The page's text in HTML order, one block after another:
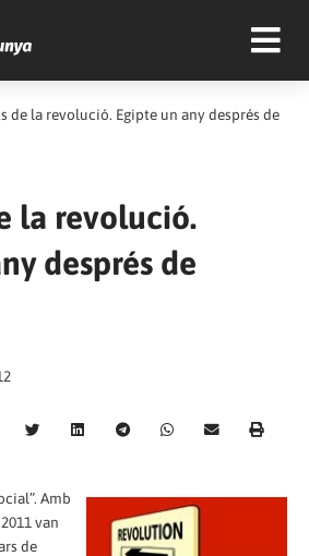
de la revolució. Egipte un any després de
la revolució.
després de
Amb
van
de